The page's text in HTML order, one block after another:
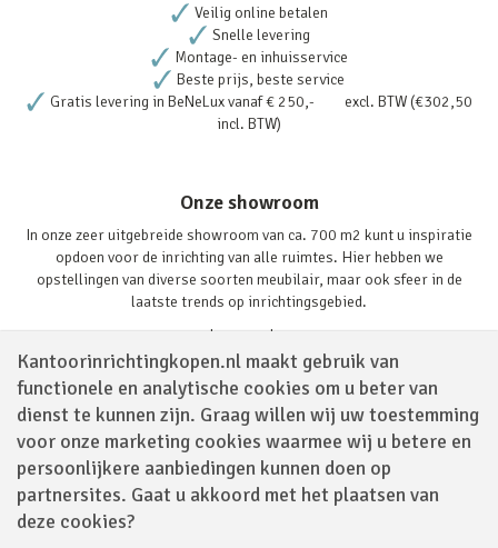
Kantoorinrichtingkopen.nl maakt gebruik van
functionele en analytische cookies om u beter van
dienst te kunnen zijn. Graag willen wij uw toestemming
voor onze marketing cookies waarmee wij u betere en
persoonlijkere aanbiedingen kunnen doen op
partnersites. Gaat u akkoord met het plaatsen van
deze cookies?
Veilig online betalen
Snelle levering
Montage- en inhuisservice
Beste prijs, beste service
Gratis levering in BeNeLux vanaf € 250,- excl. BTW (€302,50
incl. BTW)
Onze showroom
In onze zeer uitgebreide showroom van ca. 700 m2 kunt u inspiratie
opdoen voor de inrichting van alle ruimtes. Hier hebben we
opstellingen van diverse soorten meubilair, maar ook sfeer in de
laatste trends op inrichtingsgebied.
Lees verder